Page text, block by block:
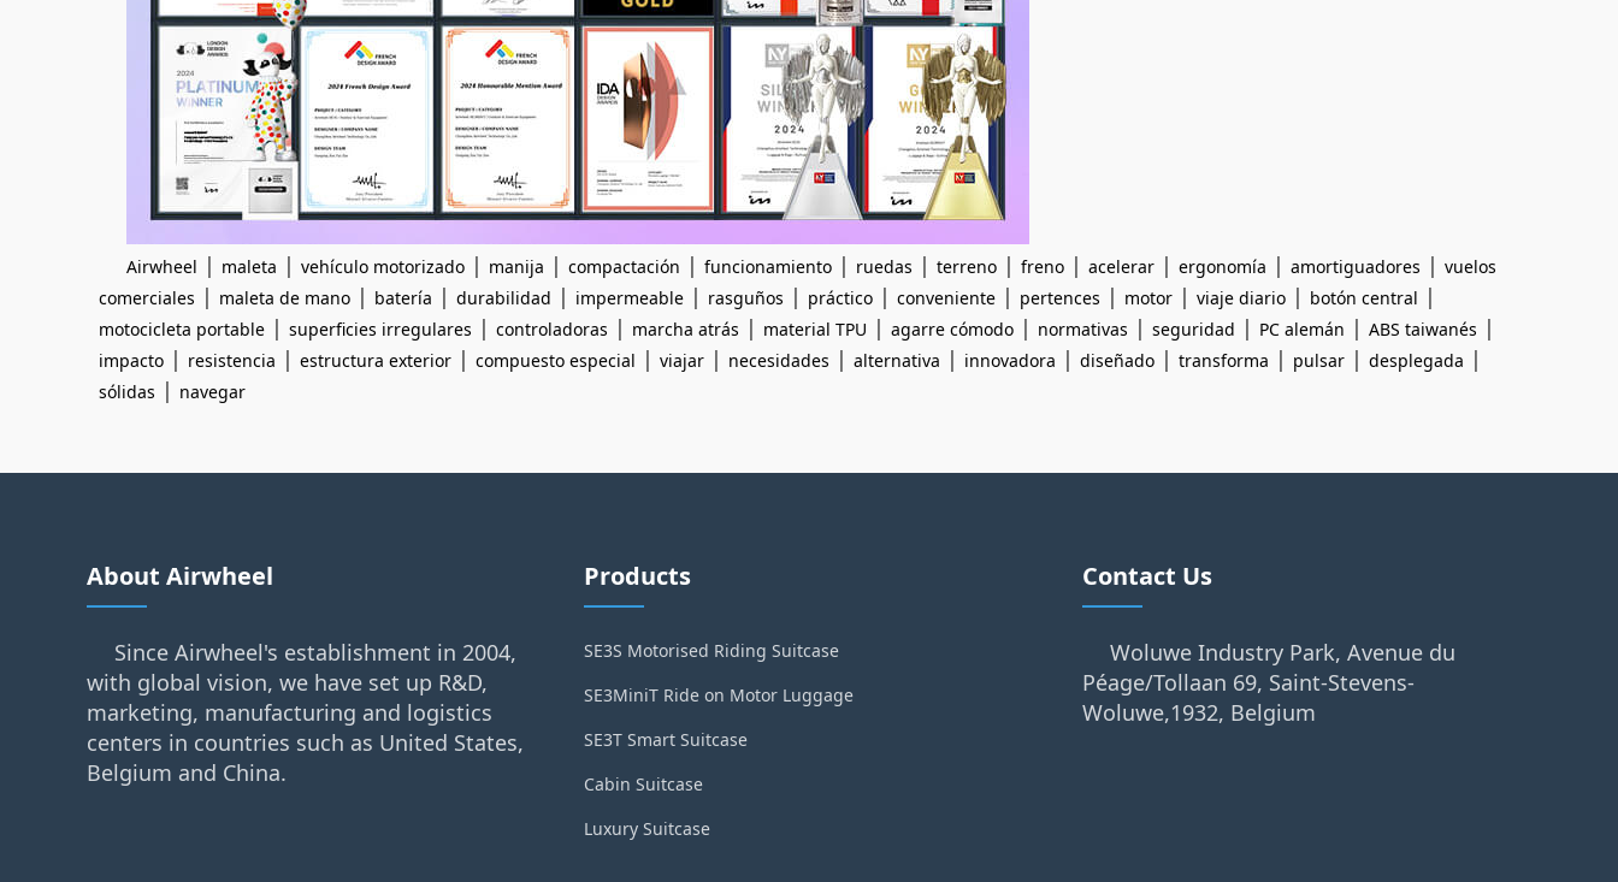
Airwheel | maleta | vehículo motorizado | manija | compactación | funcionamiento | ruedas | terreno | freno | acelerar | ergonomía | amortiguadores | vuelos
comerciales | maleta de mano | batería | durabilidad | impermeable | rasguños | práctico | conveniente | pertences | motor | viaje diario | botón central |
motocicleta portable | superficies irregulares | controladoras | marcha atrás | material TPU | agarre cómodo | normativas | seguridad | PC alemán | ABS taiwanés |
impacto | resistencia | estructura exterior | compuesto especial | viajar | necesidades | alternativa | innovadora | diseñado | transforma | pulsar | desplegada |
sólidas | navegar
About Airwheel
Since Airwheel's establishment in 2004,
with global vision, we have set up R&D,
marketing, manufacturing and logistics
centers in countries such as United States,
Belgium and China.
Products
SE3S Motorised Riding Suitcase
SE3MiniT Ride on Motor Luggage
SE3T Smart Suitcase
Cabin Suitcase
Luxury Suitcase
Contact Us
Woluwe Industry Park, Avenue du
Péage/Tollaan 69, Saint-Stevens-
Woluwe,1932, Belgium